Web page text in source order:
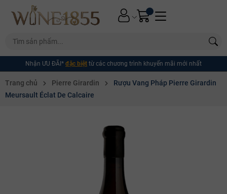
Nhận ƯU ĐÃI* đặc biệt từ các chương trình khuyến mãi mới nhất
Trang chủ Pierre Girardin
Rượu Vang Pháp Pierre Girardin
Meursault Éclat De Calcaire